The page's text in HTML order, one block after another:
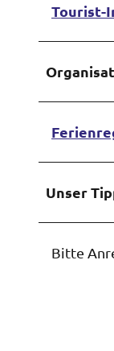
Tourist-
Unser
Bitte